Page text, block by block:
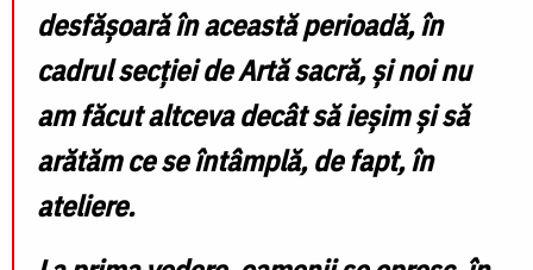
desfășoară în această perioadă, în
cadrul secției de Artă sacră, și noi nu
am făcut altceva decât să ieșim și să
arătăm ce se întâmplă, de fapt, în
ateliere.